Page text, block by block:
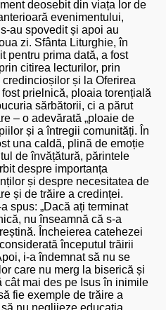
deosebit din viața lor de
evenimentului,
au spovedit și apoi au
zi. Sfânta Liturghie, în
pentru prima dată, a fost
citirea lecturilor, prin
și la Oferirea
prielnică, ploaia torențială
sărbătorii, ci a părut
– o adevărată „ploaie de
și a întregii comunități. În
una caldă, plină de emoție
de învățătură, părintele
despre importanța
și despre necesitatea de
și de trăire a credinței.
spus: „Dacă ați terminat
nu înseamnă că s-a
Încheierea catehezei
începutul trăirii
i-a îndemnat să nu se
care nu merg la biserică și
cât mai des pe Isus în inimile
fie exemple de trăire a
nu neglijeze educația